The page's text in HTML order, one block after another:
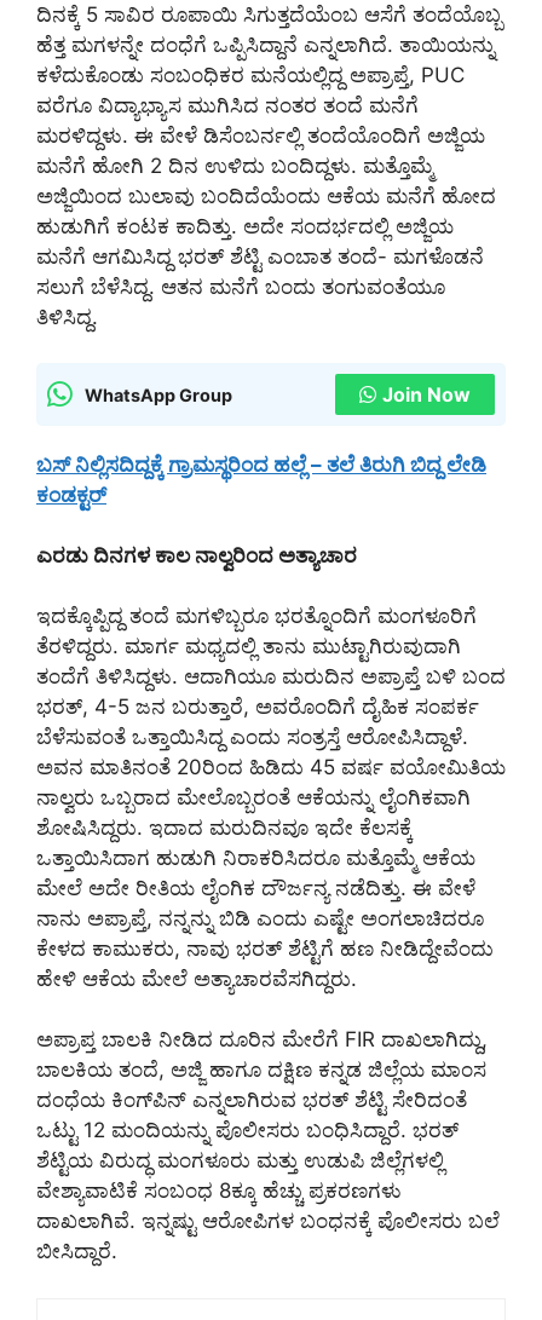
ದಿನಕ್ಕೆ 5 ಸಾವಿರ ರೂಪಾಯಿ ಸಿಗುತ್ತದೆಯೆಂಬ ಆಸೆಗೆ ತಂದೆಯೊಬ್ಬ
ಹೆತ್ತ ಮಗಳನ್ನೇ ದಂಧೆಗೆ ಒಪ್ಪಿಸಿದ್ದಾನೆ ಎನ್ನಲಾಗಿದೆ. ತಾಯಿಯನ್ನು
ಕಳೆದುಕೊಂಡು ಸಂಬಂಧಿಕರ ಮನೆಯಲ್ಲಿದ್ದ ಅಪ್ರಾಪ್ತೆ, PUC
ವರೆಗೂ ವಿದ್ಯಾಭ್ಯಾಸ ಮುಗಿಸಿದ ನಂತರ ತಂದೆ ಮನೆಗೆ
ಮರಳಿದ್ದಳು. ಈ ವೇಳೆ ಡಿಸೆಂಬರ್ನಲ್ಲಿ ತಂದೆಯೊಂದಿಗೆ ಅಜ್ಜಿಯ
ಮನೆಗೆ ಹೋಗಿ 2 ದಿನ ಉಳಿದು ಬಂದಿದ್ದಳು. ಮತ್ತೊಮ್ಮೆ
ಅಜ್ಜಿಯಿಂದ ಬುಲಾವು ಬಂದಿದೆಯೆಂದು ಆಕೆಯ ಮನೆಗೆ ಹೋದ
ಹುಡುಗಿಗೆ ಕಂಟಕ ಕಾದಿತ್ತು. ಅದೇ ಸಂದರ್ಭದಲ್ಲಿ ಅಜ್ಜಿಯ
ಮನೆಗೆ ಆಗಮಿಸಿದ್ದ ಭರತ್ ಶೆಟ್ಟಿ ಎಂಬಾತ ತಂದೆ- ಮಗಳೊಡನೆ
ಸಲುಗೆ ಬೆಳೆಸಿದ್ದ. ಆತನ ಮನೆಗೆ ಬಂದು ತಂಗುವಂತೆಯೂ
ತಿಳಿಸಿದ್ದ.
WhatsApp Group Join Now
ಬಸ್ ನಿಲ್ಲಿಸದಿದ್ದಕ್ಕೆ ಗ್ರಾಮಸ್ಥರಿಂದ ಹಲ್ಲೆ – ತಲೆ ತಿರುಗಿ ಬಿದ್ದ ಲೇಡಿ
ಕಂಡಕ್ಟರ್
ಎರಡು ದಿನಗಳ ಕಾಲ ನಾಲ್ವರಿಂದ ಅತ್ಯಾಚಾರ
ಇದಕ್ಕೊಪ್ಪಿದ್ದ ತಂದೆ ಮಗಳಿಬ್ಬರೂ ಭರತ್ನೊಂದಿಗೆ ಮಂಗಳೂರಿಗೆ
ತೆರಳಿದ್ದರು. ಮಾರ್ಗ ಮಧ್ಯದಲ್ಲಿ ತಾನು ಮುಟ್ಟಾಗಿರುವುದಾಗಿ
ತಂದೆಗೆ ತಿಳಿಸಿದ್ದಳು. ಆದಾಗಿಯೂ ಮರುದಿನ ಅಪ್ರಾಪ್ತೆ ಬಳಿ ಬಂದ
ಭರತ್, 4-5 ಜನ ಬರುತ್ತಾರೆ, ಅವರೊಂದಿಗೆ ದೈಹಿಕ ಸಂಪರ್ಕ
ಬೆಳೆಸುವಂತೆ ಒತ್ತಾಯಿಸಿದ್ದ ಎಂದು ಸಂತ್ರಸ್ತೆ ಆರೋಪಿಸಿದ್ದಾಳೆ.
ಅವನ ಮಾತಿನಂತೆ 20ರಿಂದ ಹಿಡಿದು 45 ವರ್ಷ ವಯೋಮಿತಿಯ
ನಾಲ್ವರು ಒಬ್ಬರಾದ ಮೇಲೊಬ್ಬರಂತೆ ಆಕೆಯನ್ನು ಲೈಂಗಿಕವಾಗಿ
ಶೋಷಿಸಿದ್ದರು. ಇದಾದ ಮರುದಿನವೂ ಇದೇ ಕೆಲಸಕ್ಕೆ
ಒತ್ತಾಯಿಸಿದಾಗ ಹುಡುಗಿ ನಿರಾಕರಿಸಿದರೂ ಮತ್ತೊಮ್ಮೆ ಆಕೆಯ
ಮೇಲೆ ಅದೇ ರೀತಿಯ ಲೈಂಗಿಕ ದೌರ್ಜನ್ಯ ನಡೆದಿತ್ತು. ಈ ವೇಳೆ
ನಾನು ಅಪ್ರಾಪ್ತೆ, ನನ್ನನ್ನು ಬಿಡಿ ಎಂದು ಎಷ್ಟೇ ಅಂಗಲಾಚಿದರೂ
ಕೇಳದ ಕಾಮುಕರು, ನಾವು ಭರತ್ ಶೆಟ್ಟಿಗೆ ಹಣ ನೀಡಿದ್ದೇವೆಂದು
ಹೇಳಿ ಆಕೆಯ ಮೇಲೆ ಅತ್ಯಾಚಾರವೆಸಗಿದ್ದರು.
ಅಪ್ರಾಪ್ತ ಬಾಲಕಿ ನೀಡಿದ ದೂರಿನ ಮೇರೆಗೆ FIR ದಾಖಲಾಗಿದ್ದು,
ಬಾಲಕಿಯ ತಂದೆ, ಅಜ್ಜಿ ಹಾಗೂ ದಕ್ಷಿಣ ಕನ್ನಡ ಜಿಲ್ಲೆಯ ಮಾಂಸ
ದಂಧೆಯ ಕಿಂಗ್‌ಪಿನ್ ಎನ್ನಲಾಗಿರುವ ಭರತ್ ಶೆಟ್ಟಿ ಸೇರಿದಂತೆ
ಒಟ್ಟು 12 ಮಂದಿಯನ್ನು ಪೊಲೀಸರು ಬಂಧಿಸಿದ್ದಾರೆ. ಭರತ್
ಶೆಟ್ಟಿಯ ವಿರುದ್ಧ ಮಂಗಳೂರು ಮತ್ತು ಉಡುಪಿ ಜಿಲ್ಲೆಗಳಲ್ಲಿ
ವೇಶ್ಯಾವಾಟಿಕೆ ಸಂಬಂಧ 8ಕ್ಕೂ ಹೆಚ್ಚು ಪ್ರಕರಣಗಳು
ದಾಖಲಾಗಿವೆ. ಇನ್ನಷ್ಟು ಆರೋಪಿಗಳ ಬಂಧನಕ್ಕೆ ಪೊಲೀಸರು ಬಲೆ
ಬೀಸಿದ್ದಾರೆ.